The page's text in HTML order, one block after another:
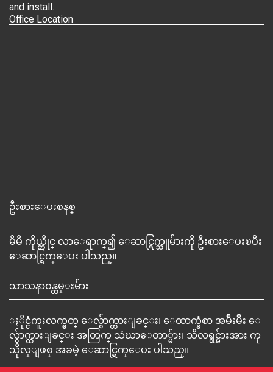
and install.
Office Location
ဦးစားေပးစနစ္
မိမိ ကိုယ္တိုင္ လာေရာက္၍ ေဆာင္ရြက္သူမ်ားကို ဦးစားေပးၿပီး
ေဆာင္ရြက္ေပး ပါသည္။
သာသနာဝန္ထမ္းမ်ား
ႏိုင္ငံကူးလက္မွတ္ ေလွ်ာက္ထားျခင္း၊ ေထာက္ခံစာ အမ်ိဳးမ်ိဳး ေ
လွ်ာက္ထားျခင္း အတြက္ သံဃာေတာ္မ်ား၊ သီလရွင္မ်ားအား ကု
သိုလ္ျဖစ္ အခမဲ့ ေဆာင္ရြက္ေပး ပါသည္။